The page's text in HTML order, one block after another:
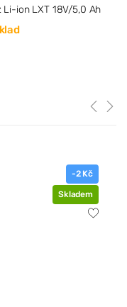
Li-ion LXT 18V/5,0 Ah
-2 Kč
Skladem